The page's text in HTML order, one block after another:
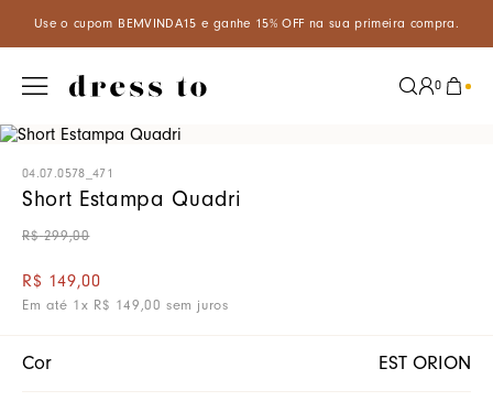
BEMVINDA15 e ganhe 15% OFF na sua primeira compra.
0
04.07.0578_471
Short Estampa Quadri
R$ 299,00
R$ 149,00
Em até 1 x R$ 149 ,00 sem juros
Cor EST ORION